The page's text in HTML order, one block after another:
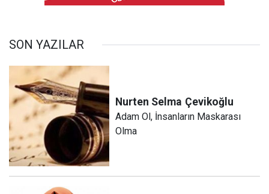
SON YAZILAR
Nurten Selma Çevikoğlu
Adam Ol, İnsanların Maskarası
Olma